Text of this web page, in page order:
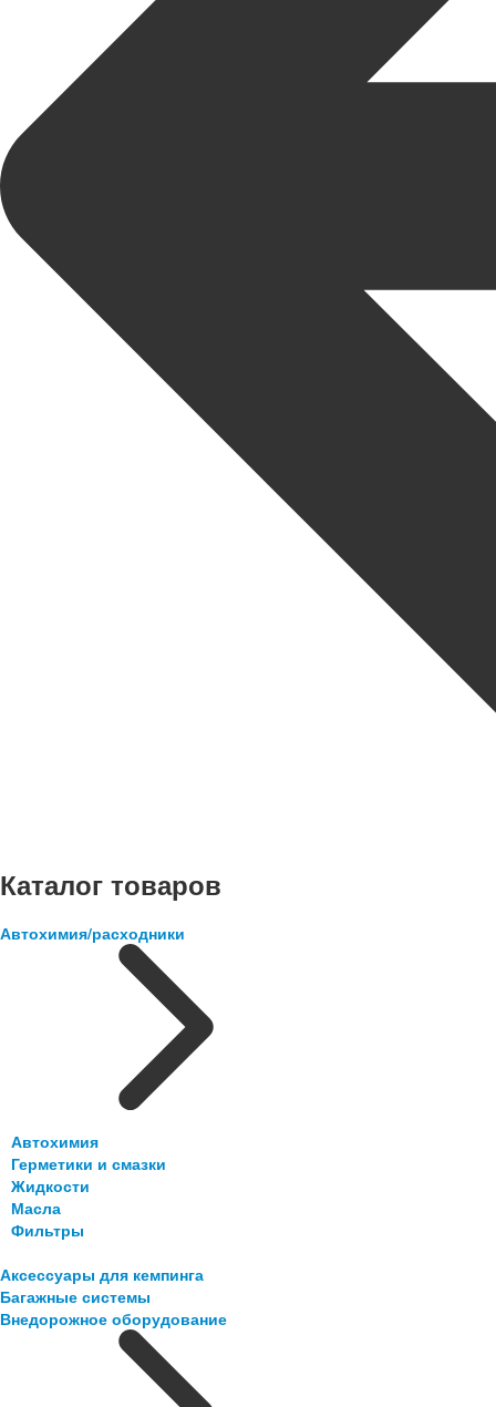
Каталог товаров
Автохимия/расходники
Автохимия
Герметики и смазки
Жидкости
Масла
Фильтры
Аксессуары для кемпинга
Багажные системы
Внедорожное оборудование